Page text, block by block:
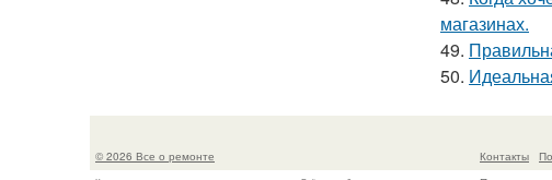
магазинах.
49.
50.
© 2026 Все о ремонте Контакты